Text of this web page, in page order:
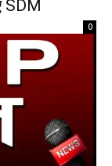
SDM
0